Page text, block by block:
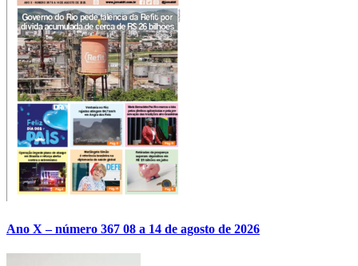
Ano X – número 367 08 a 14 de agosto de 2026